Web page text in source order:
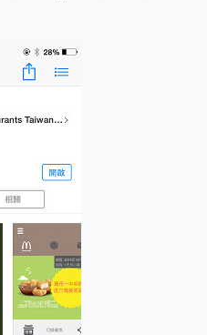
，並支援雙設備連接~
人像旗艦 vivo V30 系列 開箱 評測! 首搭蔡司光學鏡頭、攝影棚級柔光環、拍攝功能最好玩的美拍神機 vivo V30 Pro
近八千元的 Soundcore Liberty 5 Pro Max，有螢幕的耳機會是智商稅嗎?